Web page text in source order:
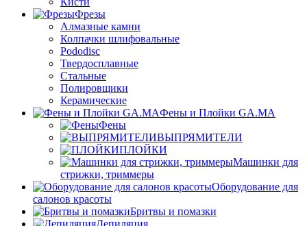
Фрезы
Алмазные камни
Колпачки шлифовальные
Pododisc
Твердосплавные
Стальные
Полировщики
Керамические
Фены и Плойки GA.MA
Фены
ВЫПРЯМИТЕЛИ
ПЛОЙКИ
Машинки для
стрижки, триммеры
Оборудование для
салонов красоты
Бритвы и помазки
Депиляция